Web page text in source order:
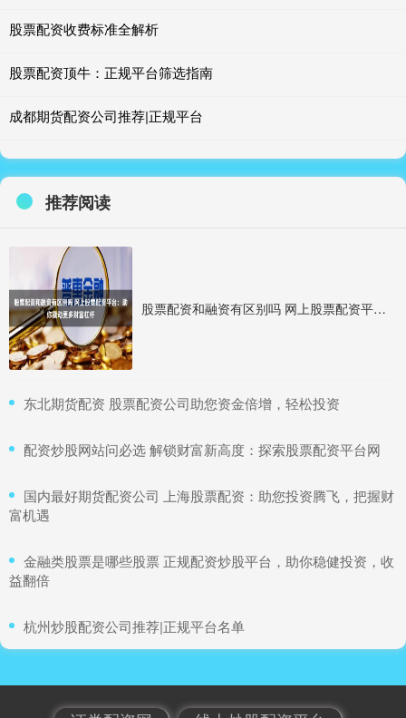
股票配资收费标准全解析
股票配资顶牛：正规平台筛选指南
成都期货配资公司推荐|正规平台
推荐阅读
股票配资和融资有区别吗 网上股票配资平台：助你撬动更多财富杠杆
​东北期货配资 股票配资公司助您资金倍增，轻松投资
​配资炒股网站问必选 解锁财富新高度：探索股票配资平台网
​国内最好期货配资公司 上海股票配资：助您投资腾飞，把握财
富机遇
​金融类股票是哪些股票 正规配资炒股平台，助你稳健投资，收
益翻倍
​杭州炒股配资公司推荐|正规平台名单